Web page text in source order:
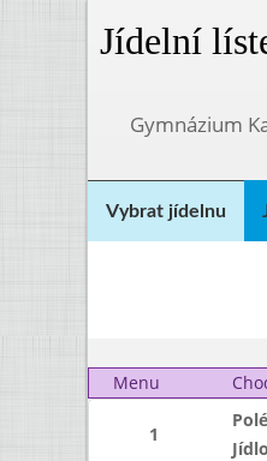
Jídelní
Gymnázium
Vybrat jídelnu
Menu
1
Jídlo